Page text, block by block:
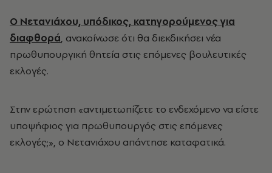
Ο Νετανιάχου, υπόδικος, κατηγορούμενος για
διαφθορά, ανακοίνωσε ότι θα διεκδικήσει νέα
πρωθυπουργική θητεία στις επόμενες βουλευτικές
εκλογές.
Στην ερώτηση «αντιμετωπίζετε το ενδεχόμενο να είστε
υποψήφιος για πρωθυπουργός στις επόμενες
εκλογές;», ο Νετανιάχου απάντησε καταφατικά.